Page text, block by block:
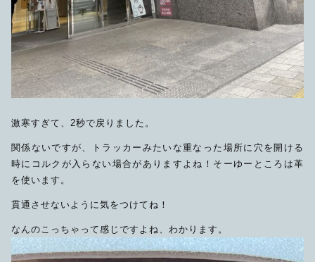
激寒すぎて、2秒で戻りました。
関係ないですが、トラッカーみたいな重なった場所に穴を開ける
時にコルクが入らない場合がありますよね！そーゆーところは革
を使います。
貫通させないように気をつけてね！
なんのこっちゃって感じですよね、わかります。